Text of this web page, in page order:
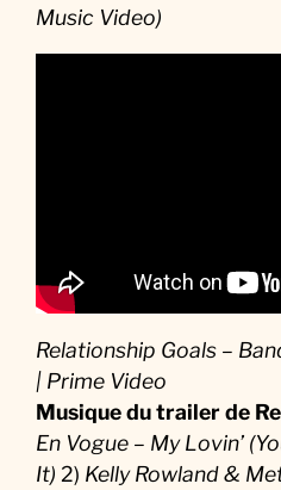
Music Video)
Relationship Goals –
| Prime Video
Musique du trailer de
En Vogue – My Lovin’
It) 2) Kelly Rowland &